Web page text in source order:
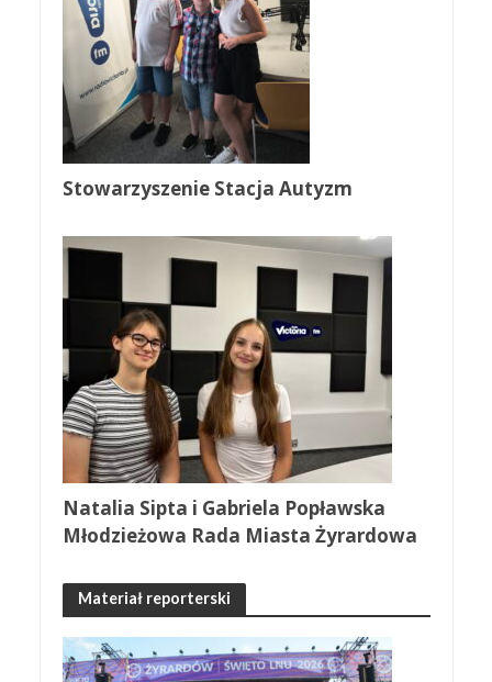
Stowarzyszenie Stacja Autyzm
Natalia Sipta i Gabriela Popławska
Młodzieżowa Rada Miasta Żyrardowa
Materiał reporterski